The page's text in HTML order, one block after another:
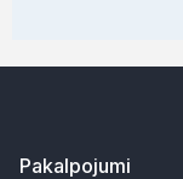
Pakalpojumi